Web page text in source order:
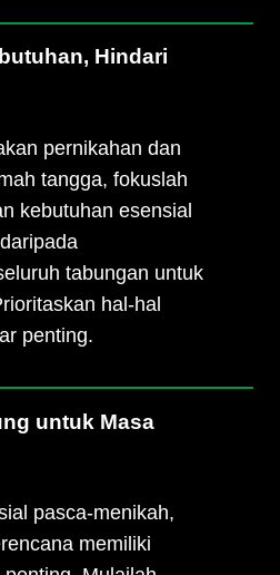
Hindari
pernikahan dan
tangga, fokuslah
kebutuhan esensial
tabungan untuk
hal-hal
penting.
untuk Masa
pasca-menikah,
memiliki